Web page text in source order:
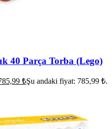
40 Parça Torba (Lego)
₺Şu andaki fiyat: 785,99 ₺.